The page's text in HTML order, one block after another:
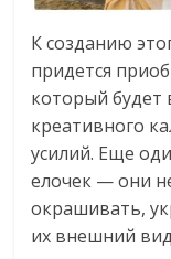
К созданию
придется
который будет
креативного
усилий. Еще
елочек — они
окрашивать,
их внешний